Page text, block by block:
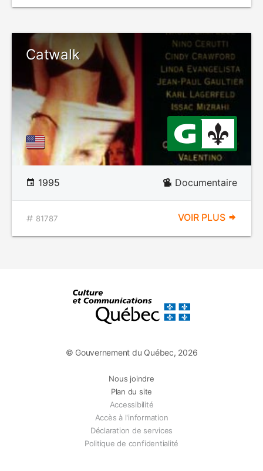
Catwalk
1995 Documentaire
81787 VOIR PLUS
© Gouvernement du Québec, 2026
Nous joindre
Plan du site
Accessibilité
Accès à l'information
Déclaration de services
Politique de confidentialité